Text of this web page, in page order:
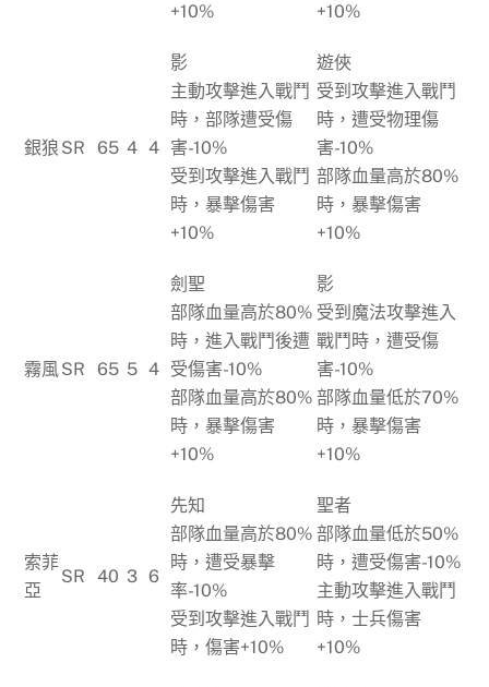
+10%
+10%
銀狼 SR 65 4 4
影
主動攻擊進入戰鬥
時，部隊遭受傷
害-10%
受到攻擊進入戰鬥
時，暴擊傷害
+10%
遊俠
受到攻擊進入戰鬥
時，遭受物理傷
害-10%
部隊血量高於80%
時，暴擊傷害
+10%
霧風SR 65 5 4
劍聖
部隊血量高於80%
時，進入戰鬥後遭
受傷害-10%
部隊血量高於80%
時，暴擊傷害
+10%
影
受到魔法攻擊進入
戰鬥時，遭受傷
害-10%
部隊血量低於70%
時，暴擊傷害
+10%
索菲
亞
SR 40 3 6
先知
部隊血量高於80%
時，遭受暴擊
率-10%
受到攻擊進入戰鬥
時，傷害+10%
聖者
部隊血量低於50%
時，遭受傷害-10%
主動攻擊進入戰鬥
時，士兵傷害
+10%